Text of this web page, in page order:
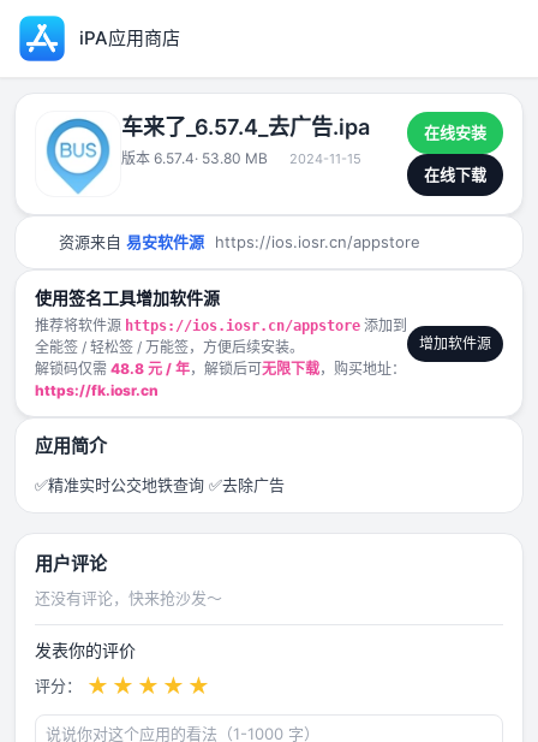
iPA应用商店
车来了_6.57.4_去广告.ipa
版本 6.57.4· 53.80 MB 2024-11-15
在线安装
在线下载
资源来自 易安软件源 https://ios.iosr.cn/appstore
使用签名工具增加软件源
推荐将软件源 https://ios.iosr.cn/appstore 添加到
全能签 / 轻松签 / 万能签，方便后续安装。
解锁码仅需 48.8 元 / 年，解锁后可无限下载，购买地址：
https://fk.iosr.cn
增加软件源
应用简介
✅精准实时公交地铁查询 ✅去除广告
用户评论
还没有评论，快来抢沙发～
发表你的评价
评分： ★ ★ ★ ★ ★